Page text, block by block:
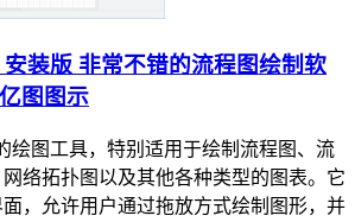
装版 非常不错的流程图绘制软
图图示
绘图工具，特别适用于绘制流程图、流
络拓扑图以及其他各种类型的图表。它
，允许用户通过拖放方式绘制图形，并